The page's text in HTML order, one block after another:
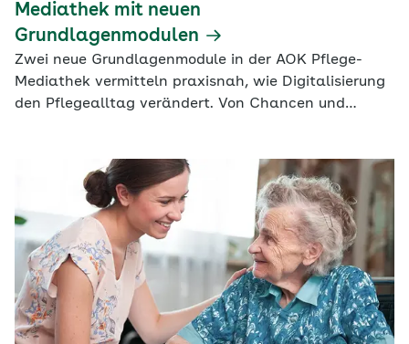
Mediathek mit neuen
Grundlagenmodulen
Zwei neue Grundlagenmodule in der AOK Pflege-
Mediathek vermitteln praxisnah, wie Digitalisierung
den Pflegealltag verändert. Von Chancen und
Pflegeeinrichtungen einen kompakten Einstieg in
zentrale Entwicklungen und Anwendungen.